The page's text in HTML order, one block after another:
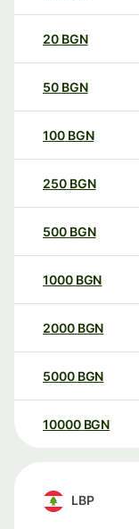
20 BGN
50 BGN
100 BGN
250 BGN
500 BGN
1000 BGN
2000 BGN
5000 BGN
10000 BGN
LBP